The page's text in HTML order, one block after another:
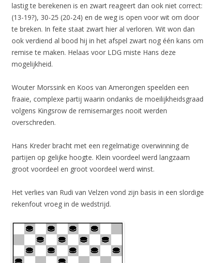
lastig te berekenen is en zwart reageert dan ook niet correct:
(13-19?), 30-25 (20-24) en de weg is open voor wit om door
te breken. In feite staat zwart hier al verloren. Wit won dan
ook verdiend al bood hij in het afspel zwart nog één kans om
remise te maken. Helaas voor LDG miste Hans deze
mogelijkheid.
Wouter Morssink en Koos van Amerongen speelden een
fraaie, complexe partij waarin ondanks de moeilijkheidsgraad
volgens Kingsrow de remisemarges nooit werden
overschreden.
Hans Kreder bracht met een regelmatige overwinning de
partijen op gelijke hoogte. Klein voordeel werd langzaam
groot voordeel en groot voordeel werd winst.
Het verlies van Rudi van Velzen vond zijn basis in een slordige
rekenfout vroeg in de wedstrijd.